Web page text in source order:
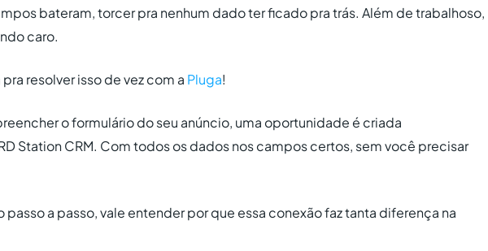
bateram, torcer pra nenhum dado ter ficado pra trás. Além de trabalhoso,
caro.
resolver isso de vez com a Pluga!
o formulário do seu anúncio, uma oportunidade é criada
Station CRM. Com todos os dados nos campos certos, sem você precisar
passo a passo, vale entender por que essa conexão faz tanta diferença na